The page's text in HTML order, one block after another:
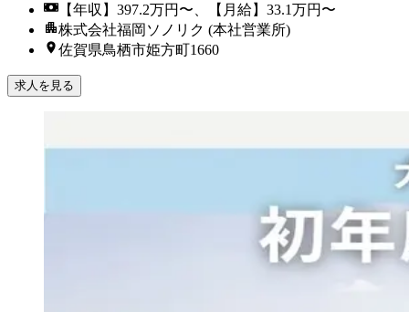
【年収】397.2万円〜、【月給】33.1万円〜
株式会社福岡ソノリク (本社営業所)
佐賀県鳥栖市姫方町1660
求人を見る